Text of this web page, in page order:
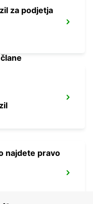
za podjetja
najdete pravo